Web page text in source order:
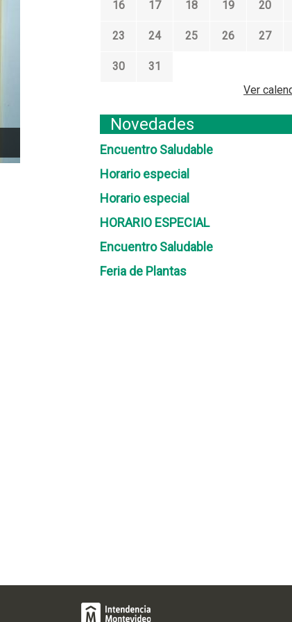
16 17 18 19 20
23 24 25 26 27
30
31
Ver
Novedades
Encuentro Saludable
Horario especial
Horario especial
HORARIO ESPECIAL
Encuentro Saludable
Feria de Plantas